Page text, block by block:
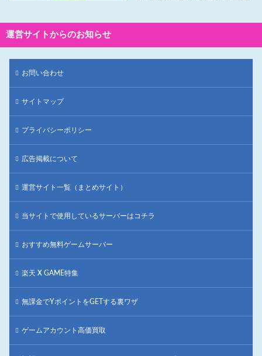
運営サイトからのお知らせ
お問い合わせ
サイトマップ
プライバシーポリシー
広告掲載について
運営サイト一覧（まとめサイト）
当サイトで使用しているサーバーはコチラ
おすすめ無料ゲームサーバー
楽天 X GAME特集
無課金でYポイントをGETする裏ワザ
ゲームアカウント高価買取